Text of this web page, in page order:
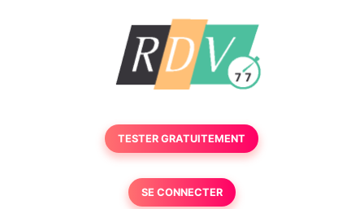
TESTER GRATUITEMENT
SE CONNECTER